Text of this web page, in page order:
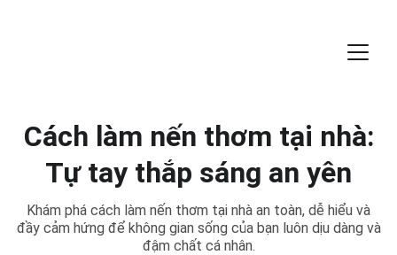
Cách làm nến thơm tại nhà:
Tự tay thắp sáng an yên
Khám phá cách làm nến thơm tại nhà an toàn, dễ hiểu và
đầy cảm hứng để không gian sống của bạn luôn dịu dàng và
đậm chất cá nhân.